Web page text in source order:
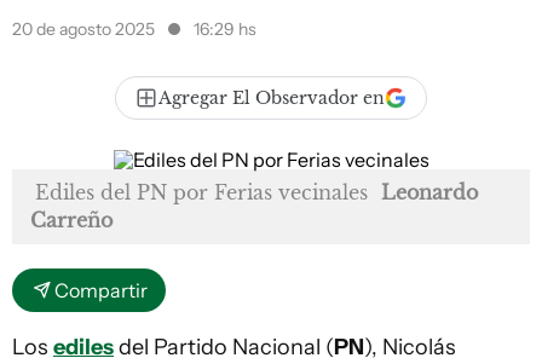
20 de agosto 2025 16:29 hs
Agregar El Observador en
Ediles del PN por Ferias vecinales Leonardo
Carreño
Compartir
Los edilesdel Partido Nacional (PN), Nicolás